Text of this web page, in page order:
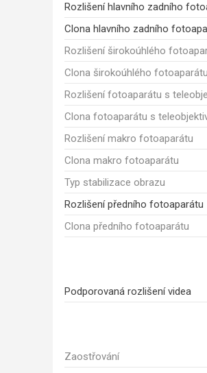
Rozlišení hlavního zadního
Clona hlavního zadního
Rozlišení širokoúhlého
Clona širokoúhlého fotoaparátu
Rozlišení fotoaparátu s
Clona fotoaparátu s
Rozlišení makro fotoaparátu
Clona makro fotoaparátu
Typ stabilizace obrazu
Rozlišení předního fotoaparátu
Clona předního fotoaparátu
Podporovaná rozlišení videa
Zaostřování